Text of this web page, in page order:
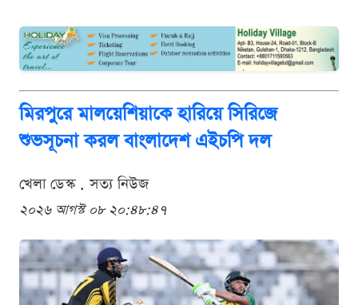
মিরপুরে মালয়েশিয়াকে হারিয়ে সিরিজে
শুভসূচনা করল বাংলাদেশ এইচপি দল
খেলা ডেস্ক . সত্য নিউজ
২০২৬ আগস্ট ০৮ ২০:৪৮:৪৭